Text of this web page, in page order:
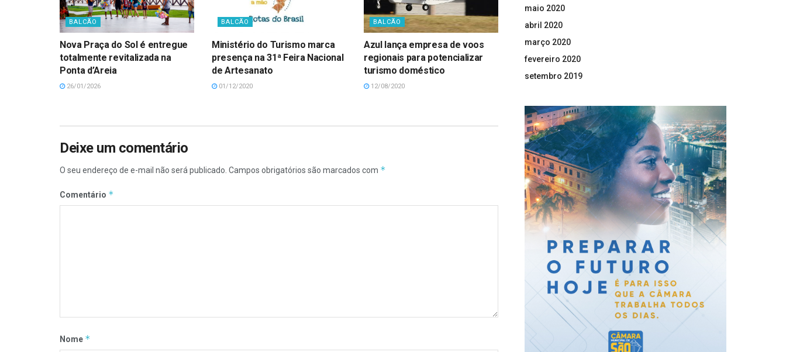
BALCÃO
Nova Praça do Sol é entregue
totalmente revitalizada na
Ponta d’Areia
26/01/2026
BALCÃO
Ministério do Turismo marca
presença na 31ª Feira Nacional
de Artesanato
01/12/2020
BALCÃO
Azul lança empresa de voos
regionais para potencializar
turismo doméstico
12/08/2020
Deixe um comentário
O seu endereço de e-mail não será publicado. Campos obrigatórios são marcados com *
Comentário *
Nome *
maio 2020
abril 2020
março 2020
fevereiro 2020
setembro 2019